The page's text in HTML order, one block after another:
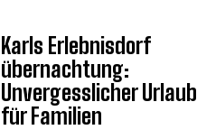
Karls Erlebnisdorf
übernachtung:
Unvergesslicher Urlaub
für Familien